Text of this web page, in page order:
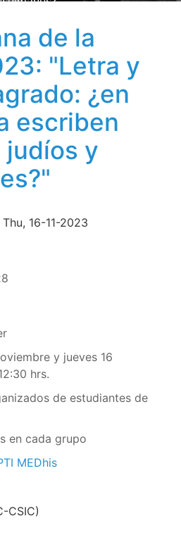
de la
"Letra y
¿en
escriben
y
16-11-2023
y jueves 16
hrs.
de estudiantes de
en cada grupo
MEDhis
CSIC)